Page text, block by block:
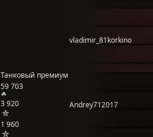
Танковый премиум
59 703
3 920
1 960
vladimir_81korkino
Andrey712017